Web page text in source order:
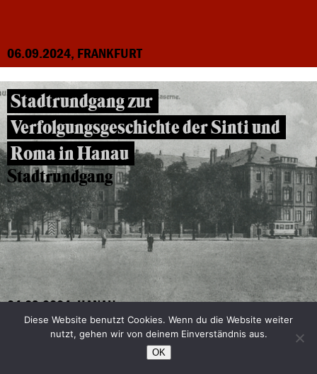
06.09.2024, FRANKFURT
Stadtrundgang zur
Verfolgungsgeschichte der Sinti und
Roma in Hanau
Stadtrundgang
04.09.2024, HANAU
Rechenzentren Seckbach-Süd
Diese Website benutzt Cookies. Wenn du die Website weiter
nutzt, gehen wir von deinem Einverständnis aus.
OK